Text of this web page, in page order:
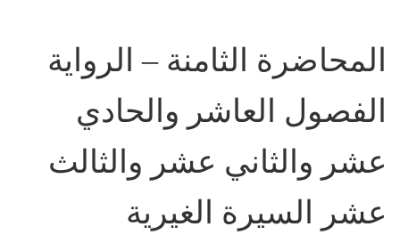
المحاضرة الثامنة – الرواية
الفصول العاشر والحادي
عشر والثاني عشر والثالث
عشر السيرة الغيرية